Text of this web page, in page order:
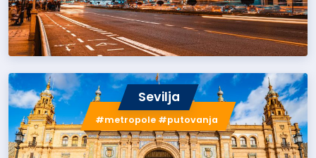
Sevilja
#metropole #putovanja